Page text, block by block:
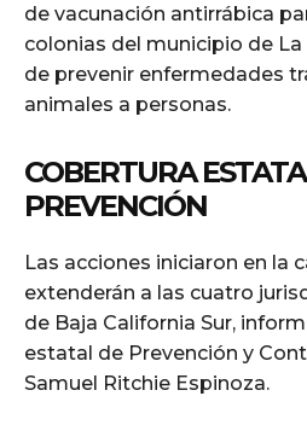
de vacunación antirrábica
colonias del municipio de
de prevenir enfermedades
animales a personas.
COBERTURA
PREVENCIÓN
Las acciones iniciaron en la
extenderán a las cuatro
de Baja California Sur,
estatal de Prevención y
Samuel Ritchie Espinoza.